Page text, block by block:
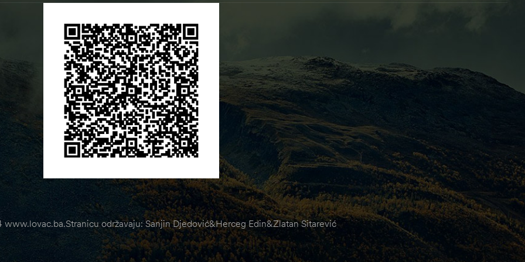
održavaju: Sanjin Djedović&Herceg Edin&Zlatan Sitarević